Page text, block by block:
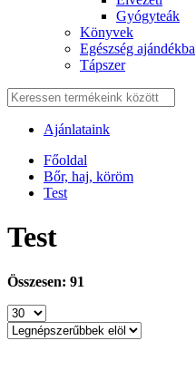
Gyógyteák
Könyvek
Egészség ajándékba
Tápszer
Ajánlataink
Főoldal
Bőr, haj, köröm
Test
Test
Összesen: 91